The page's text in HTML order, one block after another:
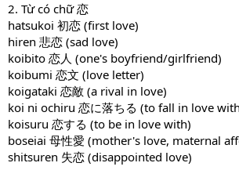
2. Từ có chữ 恋
hatsukoi 初恋 (first love)
hiren 悲恋 (sad love)
koibito 恋人 (one's boyfriend/girlfriend)
koibumi 恋文 (love letter)
koigataki 恋敵 (a rival in love)
koi ni ochiru 恋に落ちる (to fall in love
koisuru 恋する (to be in love with)
boseiai 母性愛 (mother's love, maternal
shitsuren 失恋 (disappointed love)